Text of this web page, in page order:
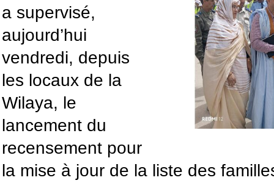
a supervisé,
aujourd’hui
vendredi, depuis
les locaux de la
Wilaya, le
lancement du
recensement pour
la mise à jour de la liste des